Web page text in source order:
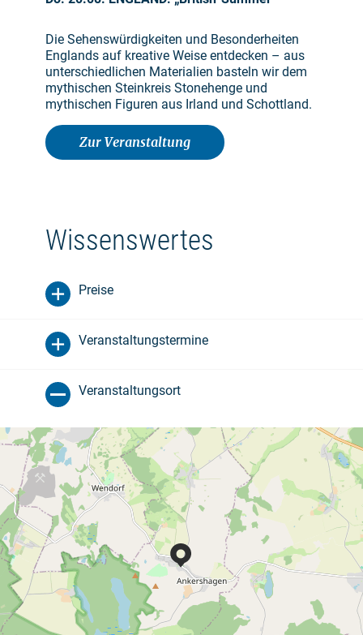
Die Sehenswürdigkeiten und Besonderheiten
Englands auf kreative Weise entdecken – aus
unterschiedlichen Materialien basteln wir dem
mythischen Steinkreis Stonehenge und
mythischen Figuren aus Irland und Schottland.
Zur Veranstaltung
Wissenswertes
Preise
Veranstaltungstermine
Veranstaltungsort